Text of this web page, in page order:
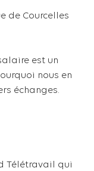
de Courcelles
est un
nous en
échanges.
Télétravail qui